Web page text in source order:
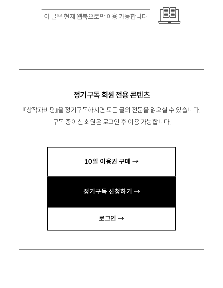
정기구독 회원 전용 콘텐츠
『창작과비평』을 정기구독하시면 모든 글의 전문을 읽으실 수 있습니다.
구독 중이신 회원은 로그인 후 이용 가능합니다.
10일 이용권 구매 →
정기구독 신청하기 →
로그인 →